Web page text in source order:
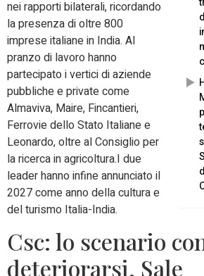
nei rapporti bilaterali, ricordando
la presenza di oltre 800
imprese italiane in India. Al
pranzo di lavoro hanno
partecipato i vertici di aziende
pubbliche e private come
Almaviva, Maire, Fincantieri,
Ferrovie dello Stato Italiane e
Leonardo, oltre al Consiglio per
la ricerca in agricoltura.I due
leader hanno infine annunciato il
2027 come anno della cultura e
del turismo Italia-India.
Csc: lo scenario
deteriorarsi. Sale